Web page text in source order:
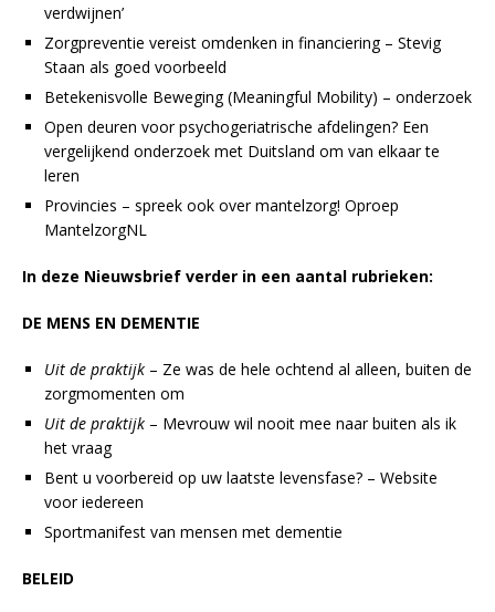
verdwijnen’
Zorgpreventie vereist omdenken in financiering – Stevig
Staan als goed voorbeeld
Betekenisvolle Beweging (Meaningful Mobility) – onderzoek
Open deuren voor psychogeriatrische afdelingen? Een
vergelijkend onderzoek met Duitsland om van elkaar te
leren
Provincies – spreek ook over mantelzorg! Oproep
MantelzorgNL
In deze Nieuwsbrief verder in een aantal rubrieken:
DE MENS EN DEMENTIE
Uit de praktijk – Ze was de hele ochtend al alleen, buiten de
zorgmomenten om
Uit de praktijk – Mevrouw wil nooit mee naar buiten als ik
het vraag
Bent u voorbereid op uw laatste levensfase? – Website
voor iedereen
Sportmanifest van mensen met dementie
BELEID